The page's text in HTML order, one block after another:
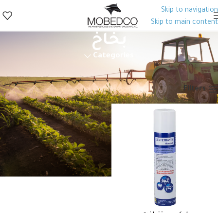
Skip to navigation
Skip to main content
بخاخ
Categories
الرئيسية منتجات الصحة الحيوانية
بخاخ
Filters